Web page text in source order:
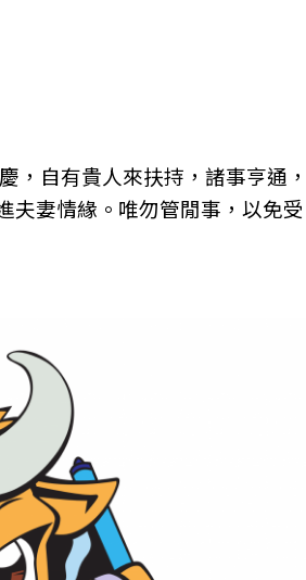
，自有貴人來扶持，諸事亨通，
夫妻情緣。唯勿管閒事，以免受